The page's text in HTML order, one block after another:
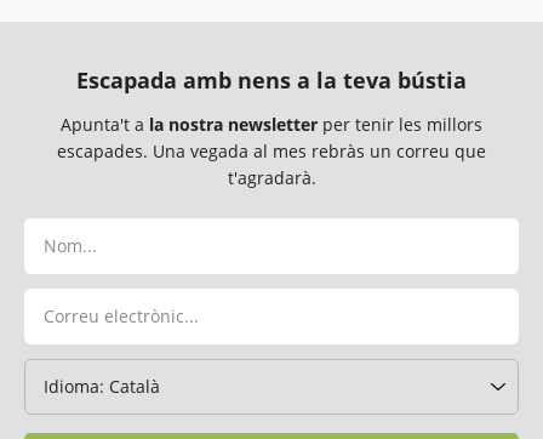
Escapada amb nens a la teva bústia
Apunta't a la nostra newsletter per tenir les millors
escapades. Una vegada al mes rebràs un correu que
t'agradarà.